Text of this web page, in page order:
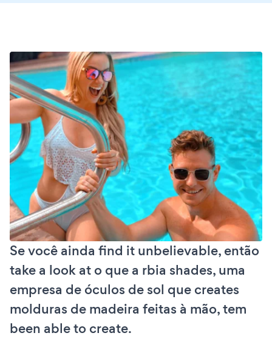
Se você ainda find it unbelievable, então
take a look at o que a rbia shades, uma
empresa de óculos de sol que creates
molduras de madeira feitas à mão, tem
been able to create.